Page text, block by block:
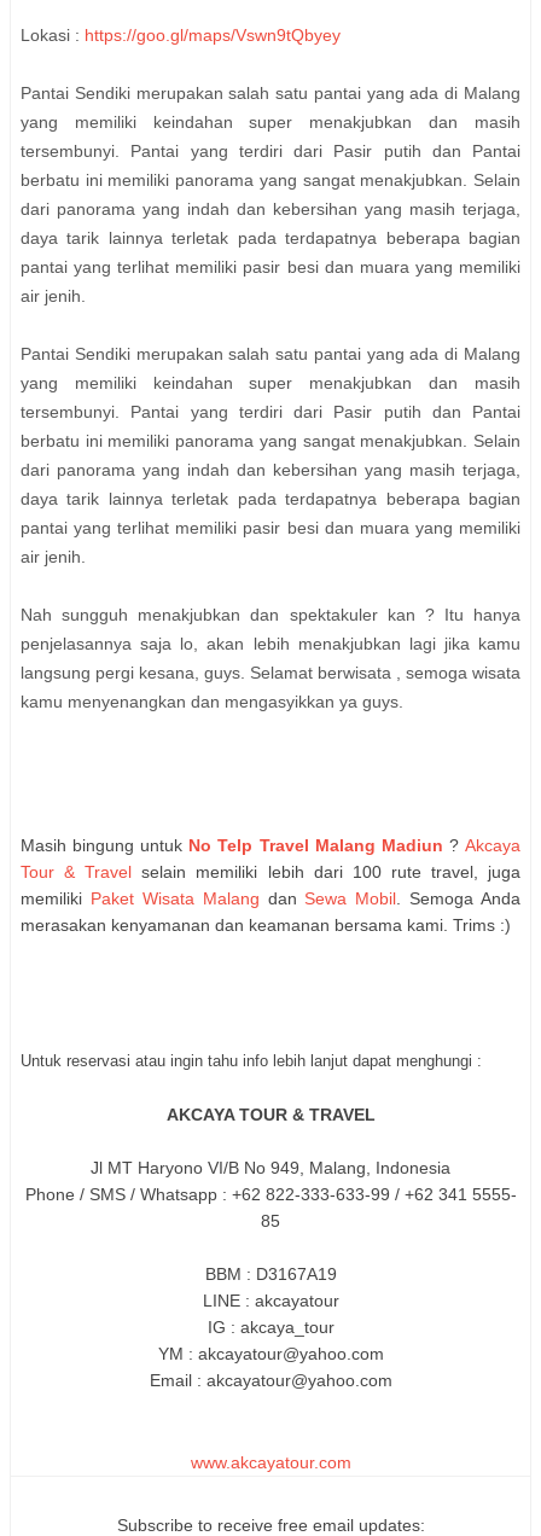
Lokasi : https://goo.gl/maps/Vswn9tQbyey
Pantai Sendiki merupakan salah satu pantai yang ada di Malang
yang memiliki keindahan super menakjubkan dan masih
tersembunyi. Pantai yang terdiri dari Pasir putih dan Pantai
berbatu ini memiliki panorama yang sangat menakjubkan. Selain
dari panorama yang indah dan kebersihan yang masih terjaga,
daya tarik lainnya terletak pada terdapatnya beberapa bagian
pantai yang terlihat memiliki pasir besi dan muara yang memiliki
air jenih.
Pantai Sendiki merupakan salah satu pantai yang ada di Malang
yang memiliki keindahan super menakjubkan dan masih
tersembunyi. Pantai yang terdiri dari Pasir putih dan Pantai
berbatu ini memiliki panorama yang sangat menakjubkan. Selain
dari panorama yang indah dan kebersihan yang masih terjaga,
daya tarik lainnya terletak pada terdapatnya beberapa bagian
pantai yang terlihat memiliki pasir besi dan muara yang memiliki
air jenih.
Nah sungguh menakjubkan dan spektakuler kan ? Itu hanya
penjelasannya saja lo, akan lebih menakjubkan lagi jika kamu
langsung pergi kesana, guys. Selamat berwisata , semoga wisata
kamu menyenangkan dan mengasyikkan ya guys.
Masih bingung untuk No Telp Travel Malang Madiun ?Akcaya
Tour & Travel selain memiliki lebih dari 100 rute travel, juga
memiliki Paket Wisata Malang dan Sewa Mobil. Semoga Anda
merasakan kenyamanan dan keamanan bersama kami. Trims :)
Untuk reservasi atau ingin tahu info lebih lanjut dapat menghungi :
AKCAYA TOUR & TRAVEL
Jl MT Haryono VI/B No 949, Malang, Indonesia
Phone / SMS / Whatsapp : +62 822-333-633-99 / +62 341 5555-
85
BBM : D3167A19
LINE : akcayatour
IG : akcaya_tour
YM : akcayatour@yahoo.com
Email : akcayatour@yahoo.com
www.akcayatour.com
Subscribe to receive free email updates: